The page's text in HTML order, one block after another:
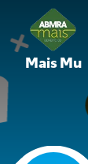
Mais Mu